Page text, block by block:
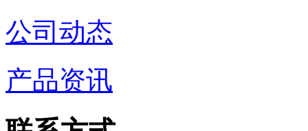
公司动态
产品资讯